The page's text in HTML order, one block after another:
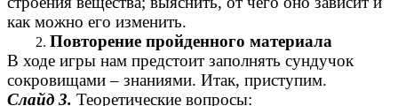
как можно его изменить.
Повторение пройденного материала
В ходе игры нам предстоит заполнять сундучок
сокровищами – знаниями. Итак, приступим.
Слайд 3. Теоретические вопросы: